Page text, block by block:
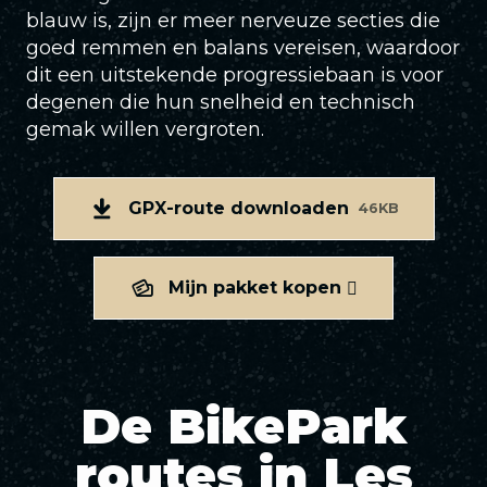
blauw is, zijn er meer nerveuze secties die
goed remmen en balans vereisen, waardoor
dit een uitstekende progressiebaan is voor
degenen die hun snelheid en technisch
gemak willen vergroten.
GPX-route downloaden 46KB
Mijn pakket kopen
De BikePark
routes in Les